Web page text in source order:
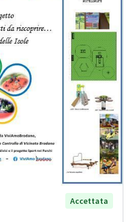
Accettata